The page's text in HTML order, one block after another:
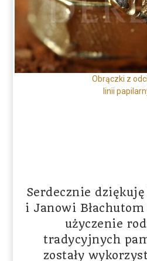
Obrączki z
linii
Serdecznie
i Janowi Błachutom
użyczenie
tradycyjnych
zostały